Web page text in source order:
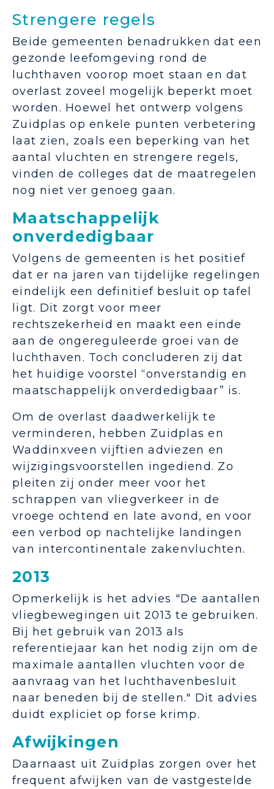
Strengere regels
Beide gemeenten benadrukken dat een
gezonde leefomgeving rond de
luchthaven voorop moet staan en dat
overlast zoveel mogelijk beperkt moet
worden. Hoewel het ontwerp volgens
Zuidplas op enkele punten verbetering
laat zien, zoals een beperking van het
aantal vluchten en strengere regels,
vinden de colleges dat de maatregelen
nog niet ver genoeg gaan.
Maatschappelijk
onverdedigbaar
Volgens de gemeenten is het positief
dat er na jaren van tijdelijke regelingen
eindelijk een definitief besluit op tafel
ligt. Dit zorgt voor meer
rechtszekerheid en maakt een einde
aan de ongereguleerde groei van de
luchthaven. Toch concluderen zij dat
het huidige voorstel “onverstandig en
maatschappelijk onverdedigbaar” is.
Om de overlast daadwerkelijk te
verminderen, hebben Zuidplas en
Waddinxveen vijftien adviezen en
wijzigingsvoorstellen ingediend. Zo
pleiten zij onder meer voor het
schrappen van vliegverkeer in de
vroege ochtend en late avond, en voor
een verbod op nachtelijke landingen
van intercontinentale zakenvluchten.
2013
Opmerkelijk is het advies "De aantallen
vliegbewegingen uit 2013 te gebruiken.
Bij het gebruik van 2013 als
referentiejaar kan het nodig zijn om de
maximale aantallen vluchten voor de
aanvraag van het luchthavenbesluit
naar beneden bij de stellen." Dit advies
duidt expliciet op forse krimp.
Afwijkingen
Daarnaast uit Zuidplas zorgen over het
frequent afwijken van de vastgestelde